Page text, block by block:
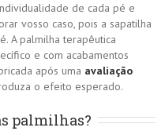
de cada pé e
vosso caso, pois a sapatilha
A palmilha terapêutica
e com acabamentos
após uma avaliação
o efeito esperado.
palmilhas?